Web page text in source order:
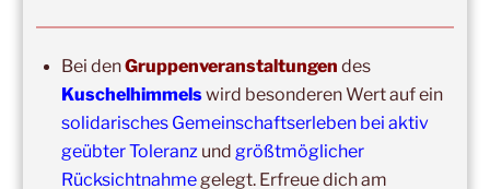
Copyright © 2017-2026
Kuschelhimmel
Alle Rechte vorbehalten.
Bei denGruppenveranstaltungen des
Kuschelhimmelswird besonderen Wert auf ein
solidarisches Gemeinschaftserleben bei aktiv
geübter Toleranzund größtmöglicher
Rücksichtnahmegelegt. Erfreue dich am